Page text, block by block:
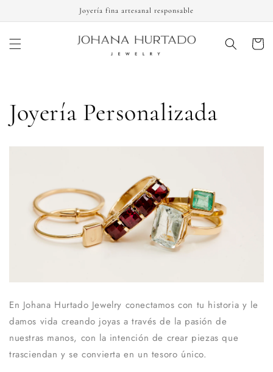
al contenido
Joyería fina artesanal responsable
Carrito
Joyería Personalizada
En Johana Hurtado Jewelry conectamos con tu historia y le
damos vida creando joyas a través de la pasión de
nuestras manos, con la intención de crear piezas que
trasciendan y se convierta en un tesoro único.